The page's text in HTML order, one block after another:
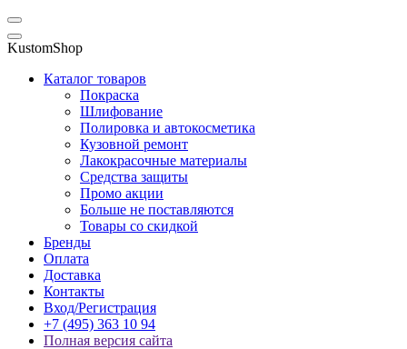
KustomShop
Каталог товаров
Покраска
Шлифование
Полировка и автокосметика
Кузовной ремонт
Лакокрасочные материалы
Средства защиты
Промо акции
Больше не поставляются
Товары со скидкой
Бренды
Оплата
Доставка
Контакты
Вход/Регистрация
+7 (495) 363 10 94
Полная версия сайта